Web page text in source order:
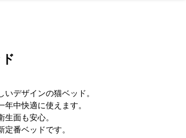
デザインの猫ベッド。
中快適に使えます。
面も安心。
番ベッドです。